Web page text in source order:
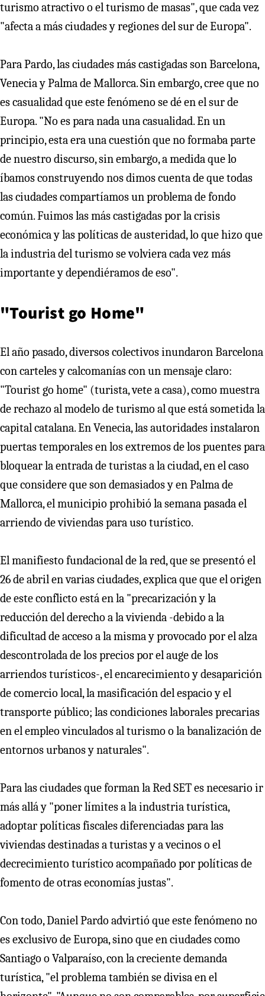
turismo atractivo o el turismo de masas", que cada vez
"afecta a más ciudades y regiones del sur de Europa".
Para Pardo, las ciudades más castigadas son Barcelona,
Venecia y Palma de Mallorca. Sin embargo, cree que no
es casualidad que este fenómeno se dé en el sur de
Europa. "No es para nada una casualidad. En un
principio, esta era una cuestión que no formaba parte
de nuestro discurso, sin embargo, a medida que lo
íbamos construyendo nos dimos cuenta de que todas
las ciudades compartíamos un problema de fondo
común. Fuimos las más castigadas por la crisis
económica y las políticas de austeridad, lo que hizo que
la industria del turismo se volviera cada vez más
importante y dependiéramos de eso".
"Tourist go Home"
El año pasado, diversos colectivos inundaron Barcelona
con carteles y calcomanías con un mensaje claro:
"Tourist go home" (turista, vete a casa), como muestra
de rechazo al modelo de turismo al que está sometida la
capital catalana. En Venecia, las autoridades instalaron
puertas temporales en los extremos de los puentes para
bloquear la entrada de turistas a la ciudad, en el caso
que considere que son demasiados y en Palma de
Mallorca, el municipio prohibió la semana pasada el
arriendo de viviendas para uso turístico.
El manifiesto fundacional de la red, que se presentó el
26 de abril en varias ciudades, explica que que el origen
de este conflicto está en la "precarización y la
reducción del derecho a la vivienda -debido a la
dificultad de acceso a la misma y provocado por el alza
descontrolada de los precios por el auge de los
arriendos turísticos-, el encarecimiento y desaparición
de comercio local, la masificación del espacio y el
transporte público; las condiciones laborales precarias
en el empleo vinculados al turismo o la banalización de
entornos urbanos y naturales".
Para las ciudades que forman la Red SET es necesario ir
más allá y "poner límites a la industria turística,
adoptar políticas fiscales diferenciadas para las
viviendas destinadas a turistas y a vecinos o el
decrecimiento turístico acompañado por políticas de
fomento de otras economías justas".
Con todo, Daniel Pardo advirtió que este fenómeno no
es exclusivo de Europa, sino que en ciudades como
Santiago o Valparaíso, con la creciente demanda
turística, "el problema también se divisa en el